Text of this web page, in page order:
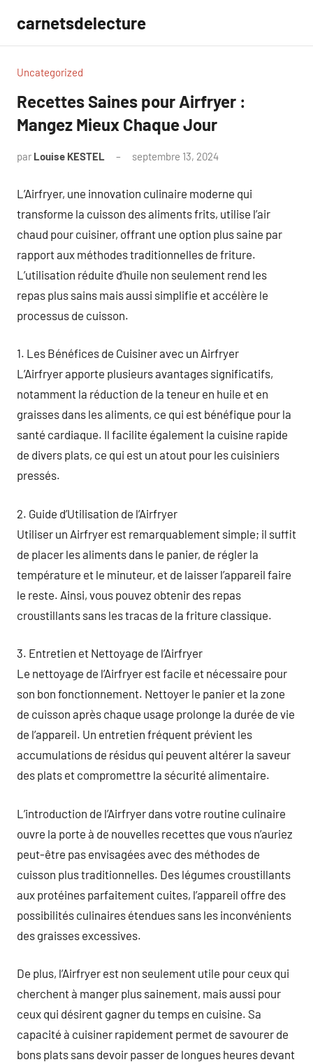
contenu
carnetsdelecture
Uncategorized
Recettes Saines pour Airfryer :
Mangez Mieux Chaque Jour
par Louise KESTEL septembre 13, 2024
L’Airfryer, une innovation culinaire moderne qui
transforme la cuisson des aliments frits, utilise l’air
chaud pour cuisiner, offrant une option plus saine par
rapport aux méthodes traditionnelles de friture.
L’utilisation réduite d’huile non seulement rend les
repas plus sains mais aussi simplifie et accélère le
processus de cuisson.
1. Les Bénéfices de Cuisiner avec un Airfryer
L’Airfryer apporte plusieurs avantages significatifs,
notamment la réduction de la teneur en huile et en
graisses dans les aliments, ce qui est bénéfique pour la
santé cardiaque. Il facilite également la cuisine rapide
de divers plats, ce qui est un atout pour les cuisiniers
pressés.
2. Guide d’Utilisation de l’Airfryer
Utiliser un Airfryer est remarquablement simple; il suffit
de placer les aliments dans le panier, de régler la
température et le minuteur, et de laisser l’appareil faire
le reste. Ainsi, vous pouvez obtenir des repas
croustillants sans les tracas de la friture classique.
3. Entretien et Nettoyage de l’Airfryer
Le nettoyage de l’Airfryer est facile et nécessaire pour
son bon fonctionnement. Nettoyer le panier et la zone
de cuisson après chaque usage prolonge la durée de vie
de l’appareil. Un entretien fréquent prévient les
accumulations de résidus qui peuvent altérer la saveur
des plats et compromettre la sécurité alimentaire.
L’introduction de l’Airfryer dans votre routine culinaire
ouvre la porte à de nouvelles recettes que vous n’auriez
peut-être pas envisagées avec des méthodes de
cuisson plus traditionnelles. Des légumes croustillants
aux protéines parfaitement cuites, l’appareil offre des
possibilités culinaires étendues sans les inconvénients
des graisses excessives.
De plus, l’Airfryer est non seulement utile pour ceux qui
cherchent à manger plus sainement, mais aussi pour
ceux qui désirent gagner du temps en cuisine. Sa
capacité à cuisiner rapidement permet de savourer de
bons plats sans devoir passer de longues heures devant